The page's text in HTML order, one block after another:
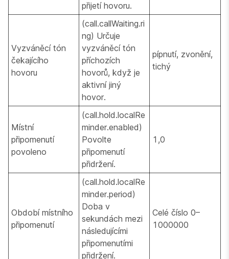
přijetí hovoru.
Vyzváněcí tón
čekajícího
hovoru
(call.callWaiting.ri
ng) Určuje
vyzváněcí tón
příchozích
hovorů, když je
aktivní jiný
hovor.
pípnutí, zvonění,
tichý
Místní
připomenutí
povoleno
(call.hold.localRe
minder.enabled)
Povolte
připomenutí
přidržení.
1,0
Období místního
připomenutí
(call.hold.localRe
minder.period)
Doba v
sekundách mezi
následujícími
připomenutími
přidržení.
Celé číslo 0–
1000000